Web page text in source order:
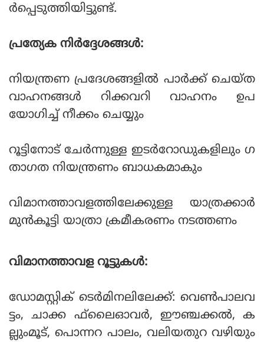
ര്‍പ്പെടുത്തിയിട്ടുണ്ട്.
പ്രത്യേക നിര്‍ദ്ദേശങ്ങള്‍:
നിയന്ത്രണ പ്രദേശങ്ങളില്‍ പാര്‍ക്ക് ചെയ്ത
വാഹനങ്ങള്‍ റിക്കവറി വാഹനം ഉപ
യോഗിച്ച് നീക്കം ചെയ്യും
റൂട്ടിനോട് ചേര്‍ന്നുള്ള ഇടര്‍റോഡുകളിലും ഗ
താഗത നിയന്ത്രണം ബാധകമാകും
വിമാനത്താവളത്തിലേക്കുള്ള യാത്രക്കാര്‍
മുന്‍കൂട്ടി യാത്രാ ക്രമീകരണം നടത്തണം
വിമാനത്താവള റൂട്ടുകള്‍:
ഡോമസ്റ്റിക് ടെര്‍മിനലിലേക്ക്: വെണ്‍പാലവ
ട്ടം, ചാക്ക ഫ്‌ലൈഓവര്‍, ഈഞ്ചക്കല്‍, ക
ല്ലുംമൂട്, പൊന്നറ പാലം, വലിയതുറ വഴിയും